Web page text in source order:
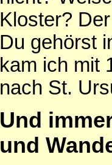
Kloster?
Du gehörst
kam ich mit
nach St.
Und
und